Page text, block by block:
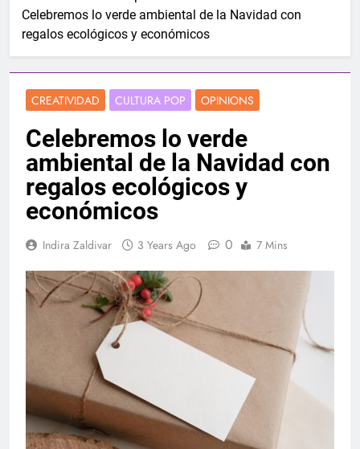
Celebremos lo verde ambiental de la Navidad con
regalos ecológicos y económicos
CREATIVIDAD CULTURA POP OPINIONS
Celebremos lo verde
ambiental de la Navidad con
regalos ecológicos y
económicos
Indira Zaldivar 3 Years Ago 0 7 Mins